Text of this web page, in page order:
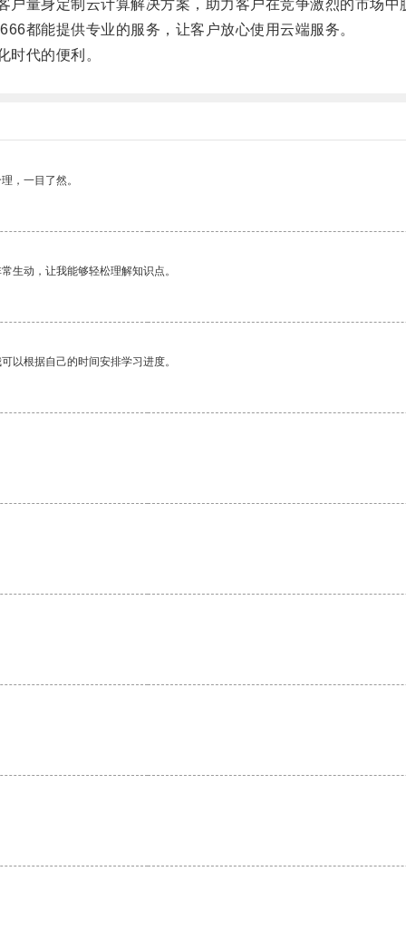
身定制云计算解决方案，助力客户在竞争激烈的市场中
能提供专业的服务，让客户放心使用云端服务。
代的便利。
，一目了然。
生动，让我能够轻松理解知识点。
以根据自己的时间安排学习进度。